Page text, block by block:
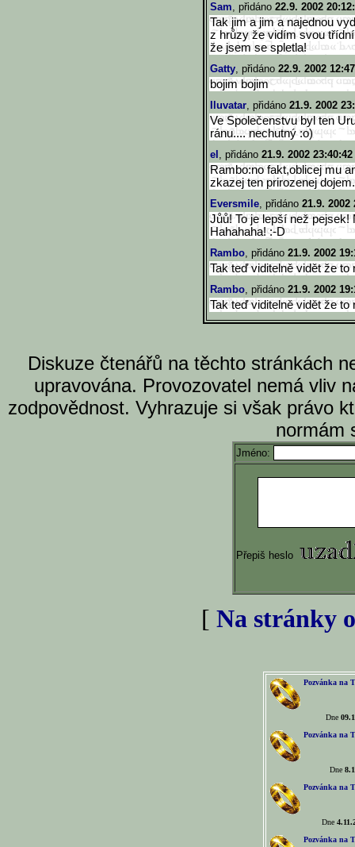
Sam, přidáno 22.9. 2002
Tak jim a jim a najednou
z hrůzy že vidím svou
že jsem se spletla!
Gatty, přidáno 22.9. 2002
bojim bojim
Iluvatar, přidáno 21.9. 2002
Ve Společenstvu byl ten
ránu.... nechutný :o)
el , přidáno 21.9. 2002 23:40:42
Rambo:no fakt,oblicej mu
zkazej ten prirozenej
Eversmile, přidáno 21.9. 2002
Jůů! To je lepší než
Hahahaha! :-D
Rambo, přidáno 21.9. 2002
Tak teď viditelně vidět že to
Rambo, přidáno 21.9. 2002
Tak teď viditelně vidět že to
Diskuze čtenářů na těchto stránkách
upravována. Provozovatel nemá vliv
zodpovědnost. Vyhrazuje si však právo
normám
Jméno:
Přepiš heslo
[ Na stránky
Pozvánka na
Dne
Pozvánka na
Dne
Pozvánka na
Dne
Pozvánka na